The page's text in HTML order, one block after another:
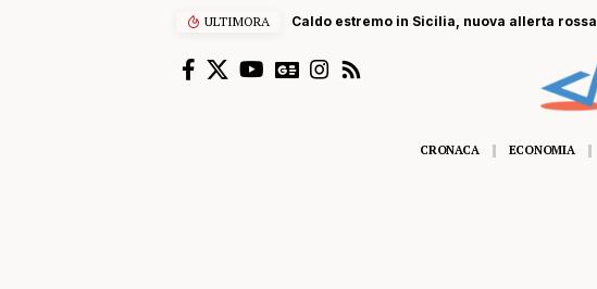
ULTIMORA Caldo estremo in Sicilia, nuova allerta rossa
CRONACA ECONOMIA